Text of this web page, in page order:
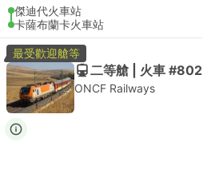
傑迪代火車站
卡薩布蘭卡火車站
最受歡迎艙等
二等艙 | 火車 #802
ONCF Railways